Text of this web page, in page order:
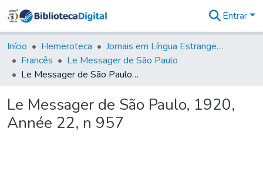
&
Coleções
Tudo na
Biblioteca
Estatísticas
Entrar
Início Hemeroteca
Jornais em Língua Estrangeira
Francês
Le Messager de São Paulo
Le Messager de São Paulo, 1920, Année 22, n 957
Le Messager de São Paulo, 1920,
Année 22, n 957